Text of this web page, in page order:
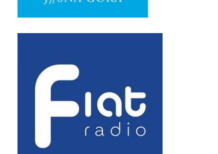
Galerie 2017
Imieniny kapłana
Kancelaria
Zaprzyjaźnione strony
POMOC PSYCHOTERAPEUTY